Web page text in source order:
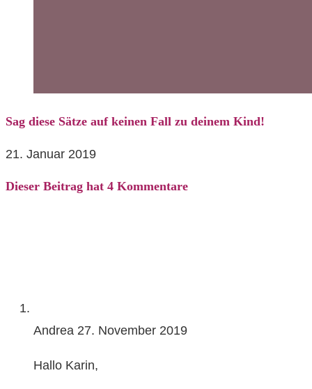
Sag diese Sätze auf keinen Fall zu deinem Kind!
21. Januar 2019
Dieser Beitrag hat 4 Kommentare
Andrea 27. November 2019
Hallo Karin,